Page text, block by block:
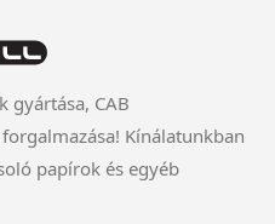
gyártása, CAB
Kínálatunkban
papírok és egyéb